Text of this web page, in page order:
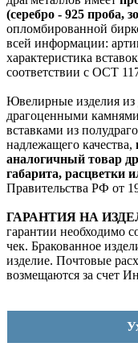
(серебро - 925 проба,
опломбированной
всей информации:
характеристика
соответствии с ОСТ
Ювелирные изделия из
драгоценными
вставками из
надлежащего качества,
аналогичный товар
габарита, расцветки
Правительства РФ от
ГАРАНТИЯ НА
гарантии необходимо
чек. Бракованное
изделие. Почтовые
возмещаются за счет